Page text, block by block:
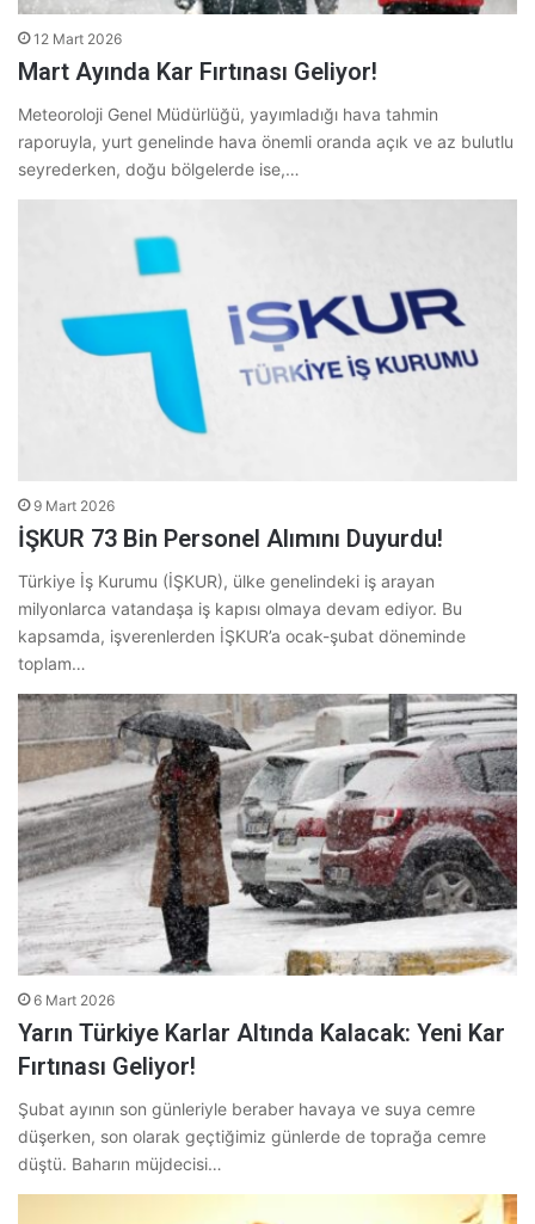
12 Mart 2026
Mart Ayında Kar Fırtınası Geliyor!
Meteoroloji Genel Müdürlüğü, yayımladığı hava tahmin
raporuyla, yurt genelinde hava önemli oranda açık ve az bulutlu
seyrederken, doğu bölgelerde ise,…
9 Mart 2026
İŞKUR 73 Bin Personel Alımını Duyurdu!
Türkiye İş Kurumu (İŞKUR), ülke genelindeki iş arayan
milyonlarca vatandaşa iş kapısı olmaya devam ediyor. Bu
kapsamda, işverenlerden İŞKUR’a ocak-şubat döneminde
toplam…
6 Mart 2026
Yarın Türkiye Karlar Altında Kalacak: Yeni Kar
Fırtınası Geliyor!
Şubat ayının son günleriyle beraber havaya ve suya cemre
düşerken, son olarak geçtiğimiz günlerde de toprağa cemre
düştü. Baharın müjdecisi…